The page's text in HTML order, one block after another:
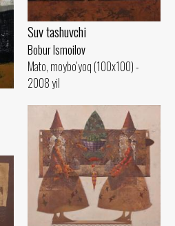
Suv tashuvchi
Bobur Ismoilov
Mato, moybo‘yoq (100x100) -
2008 yil